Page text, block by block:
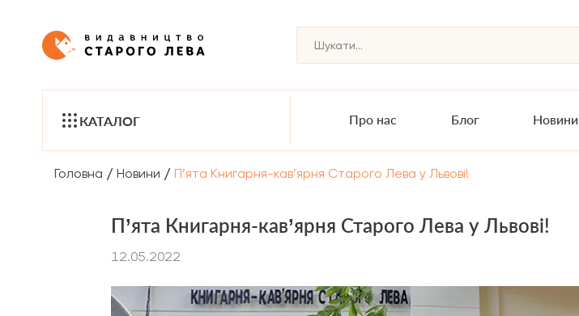
КАТАЛОГ Про нас Блог Новини
Головна / Новини / П’ята Книгарня-кав’ярня Старого Лева у Львові!
П’ята Книгарня-кав’ярня Старого Лева у Львові!
12.05.2022